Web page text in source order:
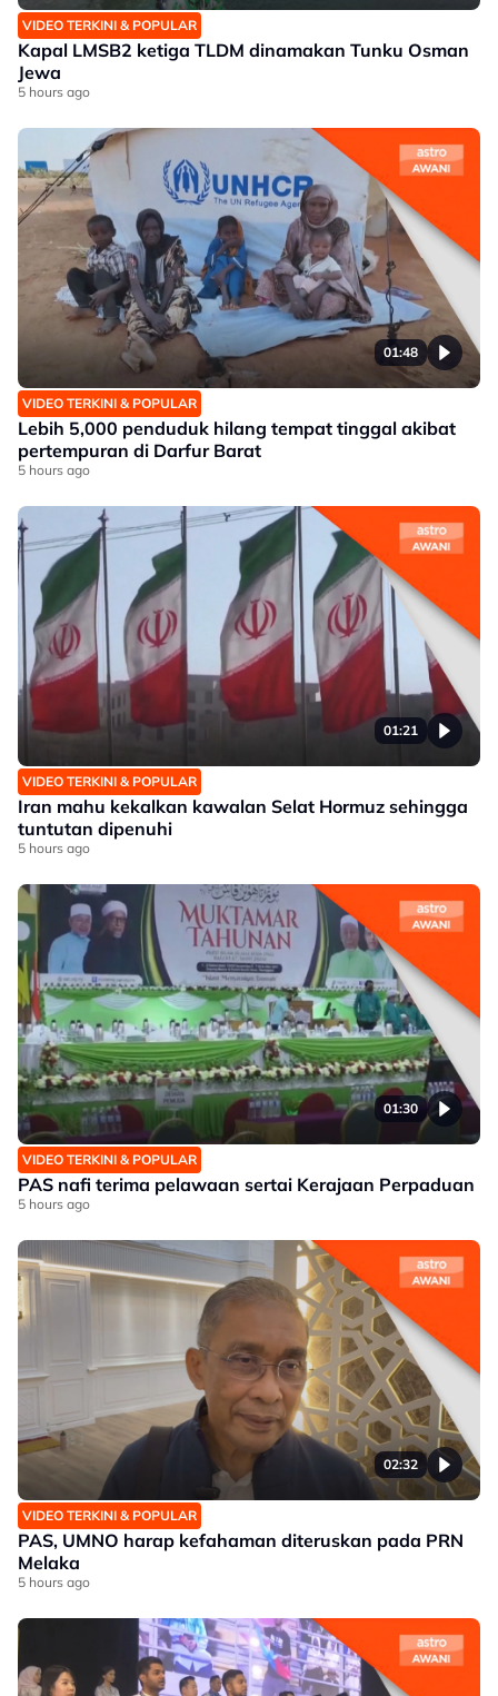
VIDEO TERKINI & POPULAR
Kapal LMSB2 ketiga TLDM dinamakan Tunku Osman
Jewa
5 hours ago
01:48
VIDEO TERKINI & POPULAR
Lebih 5,000 penduduk hilang tempat tinggal akibat
pertempuran di Darfur Barat
5 hours ago
01:21
VIDEO TERKINI & POPULAR
Iran mahu kekalkan kawalan Selat Hormuz sehingga
tuntutan dipenuhi
5 hours ago
01:30
VIDEO TERKINI & POPULAR
PAS nafi terima pelawaan sertai Kerajaan Perpaduan
5 hours ago
02:32
VIDEO TERKINI & POPULAR
PAS, UMNO harap kefahaman diteruskan pada PRN
Melaka
5 hours ago